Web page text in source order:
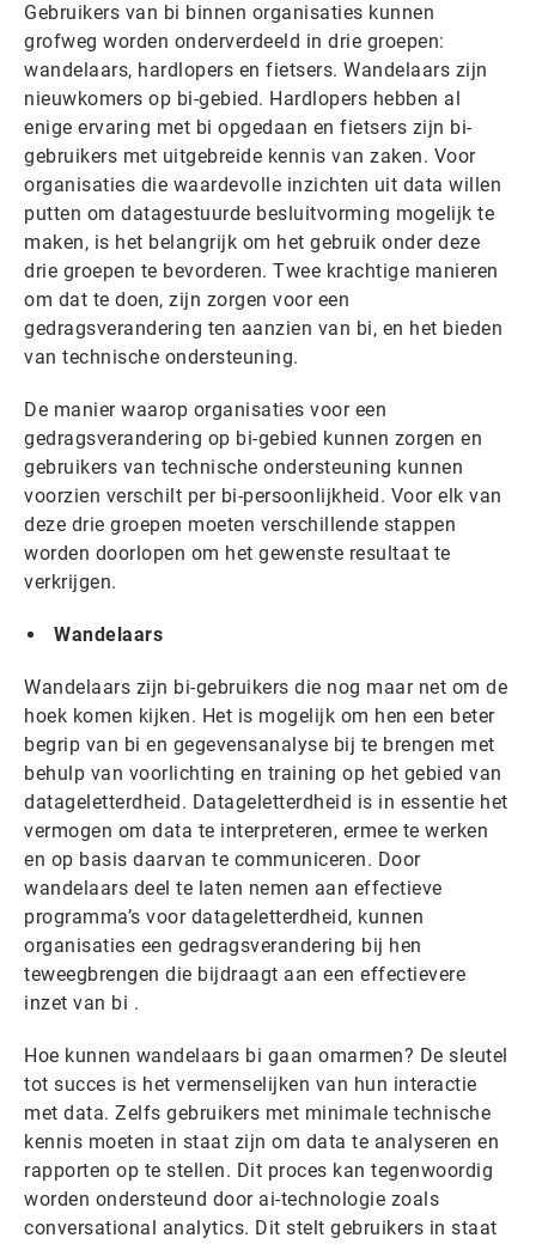
Gebruikers van bi binnen organisaties kunnen
grofweg worden onderverdeeld in drie groepen:
wandelaars, hardlopers en fietsers. Wandelaars zijn
nieuwkomers op bi-gebied. Hardlopers hebben al
enige ervaring met bi opgedaan en fietsers zijn bi-
gebruikers met uitgebreide kennis van zaken. Voor
organisaties die waardevolle inzichten uit data willen
putten om datagestuurde besluitvorming mogelijk te
maken, is het belangrijk om het gebruik onder deze
drie groepen te bevorderen. Twee krachtige manieren
om dat te doen, zijn zorgen voor een
gedragsverandering ten aanzien van bi, en het bieden
van technische ondersteuning.
De manier waarop organisaties voor een
gedragsverandering op bi-gebied kunnen zorgen en
gebruikers van technische ondersteuning kunnen
voorzien verschilt per bi-persoonlijkheid. Voor elk van
deze drie groepen moeten verschillende stappen
worden doorlopen om het gewenste resultaat te
verkrijgen.
Wandelaars
Wandelaars zijn bi-gebruikers die nog maar net om de
hoek komen kijken. Het is mogelijk om hen een beter
begrip van bi en gegevensanalyse bij te brengen met
behulp van voorlichting en training op het gebied van
datageletterdheid. Datageletterdheid is in essentie het
vermogen om data te interpreteren, ermee te werken
en op basis daarvan te communiceren. Door
wandelaars deel te laten nemen aan effectieve
programma’s voor datageletterdheid, kunnen
organisaties een gedragsverandering bij hen
teweegbrengen die bijdraagt aan een effectievere
inzet van bi .
Hoe kunnen wandelaars bi gaan omarmen? De sleutel
tot succes is het vermenselijken van hun interactie
met data. Zelfs gebruikers met minimale technische
kennis moeten in staat zijn om data te analyseren en
rapporten op te stellen. Dit proces kan tegenwoordig
worden ondersteund door ai-technologie zoals
conversational analytics. Dit stelt gebruikers in staat